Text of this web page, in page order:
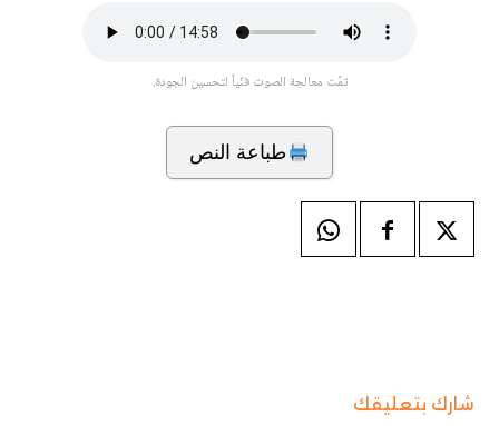
تمّت معالجة الصوت فنّياً لتحسين الجودة.
طباعة النص
شارك بتعليقك